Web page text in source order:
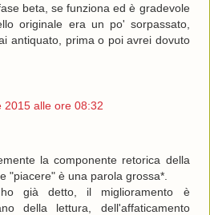
beta, se funziona ed è gradevole
originale era un po' sorpassato,
antiquato, prima o poi avrei dovuto
2015 alle ore 08:32
la componente retorica della
"piacere" è una parola grossa*.
già detto, il miglioramento è
della lettura, dell'affaticamento